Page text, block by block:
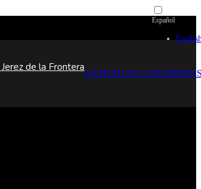
Español
de la FronteraENTRADAS